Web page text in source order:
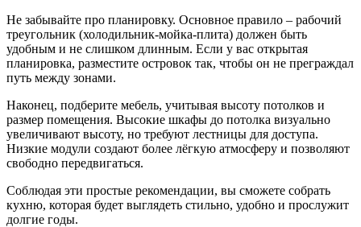
Не забывайте про планировку. Основное правило – рабочий
треугольник (холодильник‑мойка‑плита) должен быть
удобным и не слишком длинным. Если у вас открытая
планировка, разместите островок так, чтобы он не преграждал
путь между зонами.
Наконец, подберите мебель, учитывая высоту потолков и
размер помещения. Высокие шкафы до потолка визуально
увеличивают высоту, но требуют лестницы для доступа.
Низкие модули создают более лёгкую атмосферу и позволяют
свободно передвигаться.
Соблюдая эти простые рекомендации, вы сможете собрать
кухню, которая будет выглядеть стильно, удобно и прослужит
долгие годы.